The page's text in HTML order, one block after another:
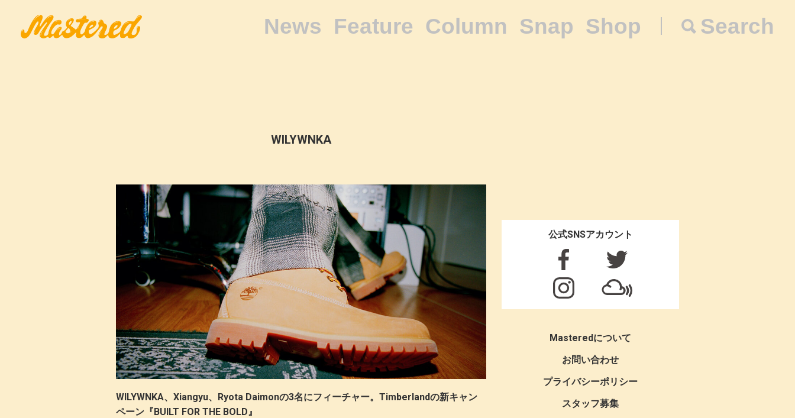
News Feature Column Snap Shop Search
WILYWNKA
WILYWNKA、Xiangyu、Ryota Daimonの3名にフィーチャー。Timberlandの新キャン
ペーン『BUILT FOR THE BOLD』
公式SNSアカウント
Masteredについて
お問い合わせ
プライバシーポリシー
スタッフ募集